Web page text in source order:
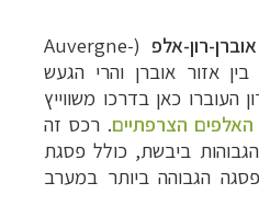
אוברן-רון-אלפ
(Auvergne-
אזור אוברן והרי הגעש
העוברו כאן בדרכו משווייץ
האלפים הצרפתיים.רכס זה
ביבשת, כולל פסגת
הפסגה הגבוהה ביותר במערב